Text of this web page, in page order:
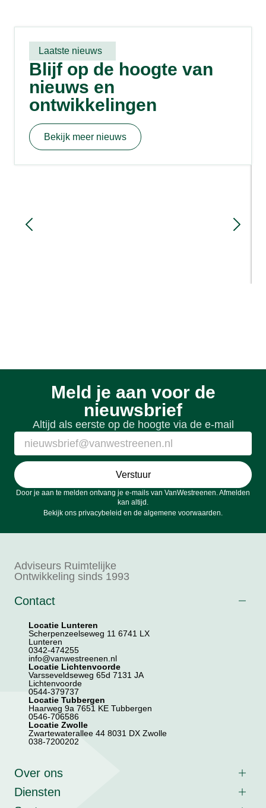
Laatste nieuws
Blijf op de hoogte van
nieuws en
ontwikkelingen
Bekijk meer nieuws
Meld je aan voor de
nieuwsbrief
Altijd als eerste op de hoogte via de e-mail
Verstuur
Door je aan te melden ontvang je e-mails van VanWestreenen. Afmelden
kan altijd.
Bekijk ons privacybeleid en de algemene voorwaarden.
Adviseurs Ruimtelijke
Ontwikkeling sinds 1993
Contact
Locatie Lunteren
Scherpenzeelseweg 11 6741 LX
Lunteren
0342-474255
info@vanwestreenen.nl
Locatie Lichtenvoorde
Varsseveldseweg 65d 7131 JA
Lichtenvoorde
0544-379737
Locatie Tubbergen
Haarweg 9a 7651 KE Tubbergen
0546-706586
Locatie Zwolle
Zwartewaterallee 44 8031 DX Zwolle
038-7200202
Over ons
Diensten